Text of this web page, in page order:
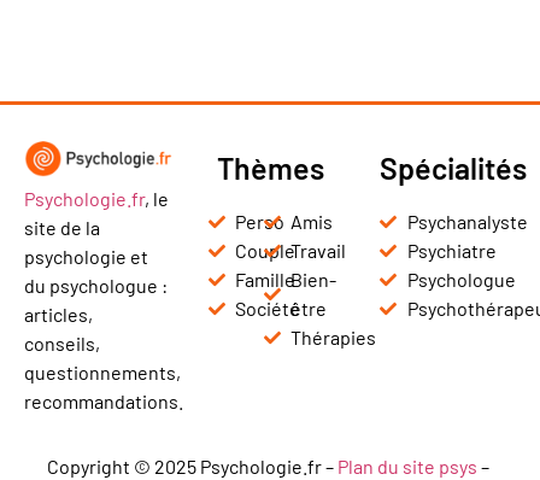
Psychologie.fr, le
site de la
psychologie et
du psychologue :
articles,
conseils,
questionnements,
recommandations.
Thèmes
Perso
Couple
Famille
Société
Amis
Travail
Bien-
être
Thérapies
Spécialités
Psychanalyste
Psychiatre
Psychologue
Copyright © 2025 Psychologie.fr – Plan du site psys –